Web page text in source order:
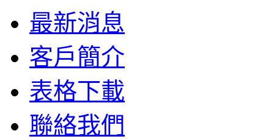
最新消息
客戶簡介
表格下載
聯絡我們